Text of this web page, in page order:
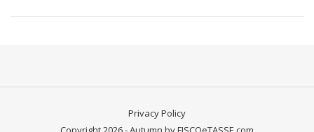
Privacy Policy